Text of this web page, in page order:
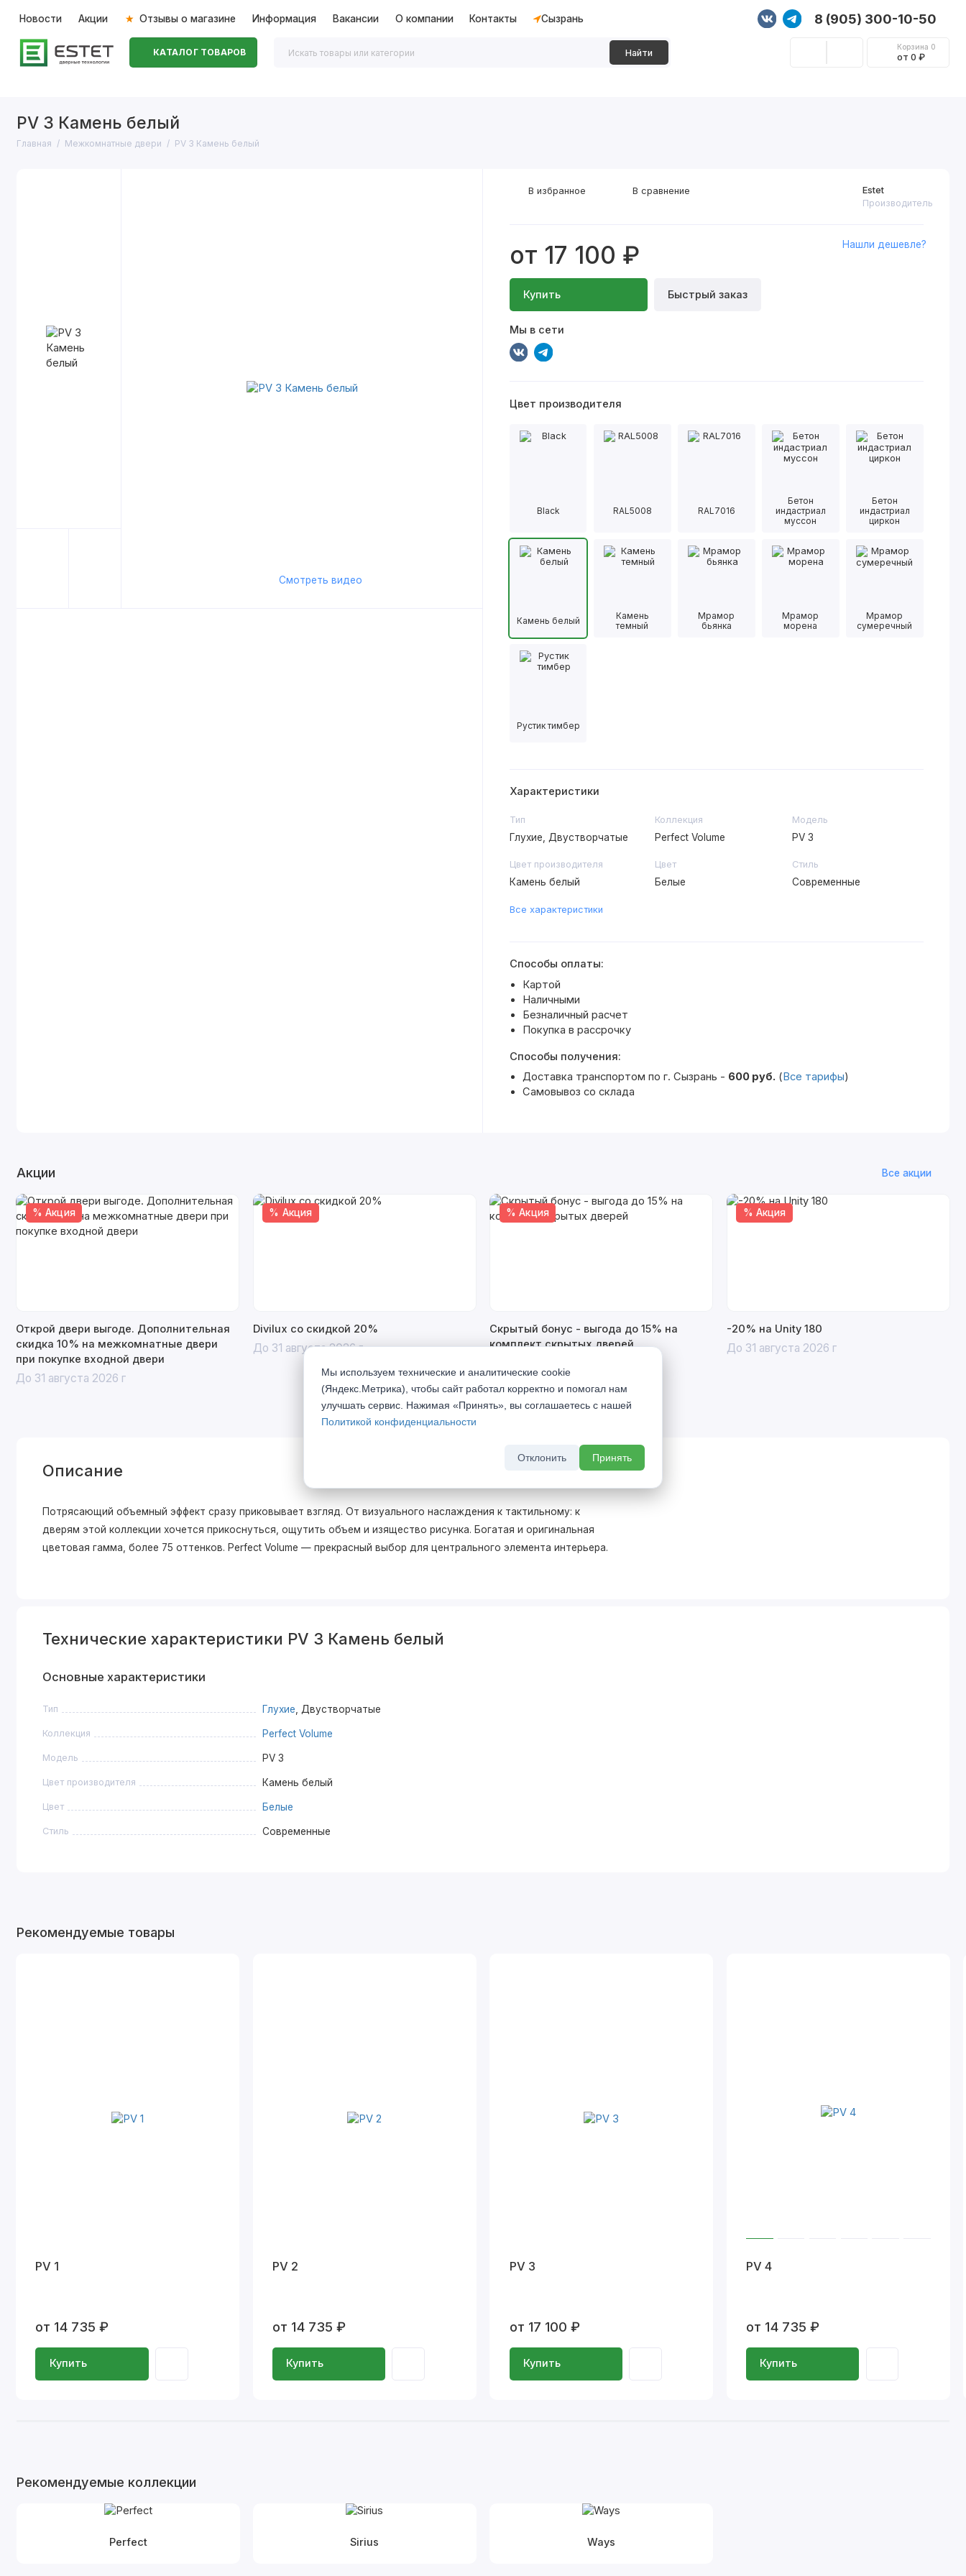
Новости Акции Отзывы о магазине Информация Вакансии О компании Контакты Сызрань 8 (905) 300-10-50
КАТАЛОГ ТОВАРОВ Найти
Корзина 0
от 0 ₽
PV 3 Камень белый
Главная Межкомнатные двери PV 3 Камень белый
Смотреть видео
Estet
Производитель
от 17 100 ₽
Купить Быстрый заказ
Нашли дешевле?
Мы в сети
В избранное В сравнение
Цвет производителя
Black RAL5008 RAL7016
Бетон
индастриал
муссон
Бетон
индастриал
циркон
Камень белый
Камень
темный
Мрамор
бьянка
Мрамор
морена
Мрамор
сумеречный
Рустик тимбер
Характеристики
Тип
Глухие, Двустворчатые
Коллекция
Perfect Volume
Модель
PV 3
Цвет производителя
Камень белый
Цвет
Белые
Стиль
Современные
Все характеристики
Способы оплаты:
Картой
Наличными
Безналичный расчет
Покупка в рассрочку
Способы получения:
Доставка транспортом по г. Сызрань - 600 руб. (Все тарифы)
Самовывоз со склада
Акции Все акции
% Акция
Открой двери выгоде. Дополнительная
скидка 10% на межкомнатные двери
при покупке входной двери
До 31 августа 2026 г
% Акция
Divilux со скидкой 20%
До 31 августа 2026 г
% Акция
Скрытый бонус - выгода до 15% на
комплект скрытых дверей
% Акция
-20% на Unity 180
До 31 августа 2026 г
Описание
Потрясающий объемный эффект сразу приковывает взгляд. От визуального наслаждения к тактильному: к
дверям этой коллекции хочется прикоснуться, ощутить объем и изящество рисунка. Богатая и оригинальная
цветовая гамма, более 75 оттенков. Perfect Volume — прекрасный выбор для центрального элемента интерьера.
Технические характеристики PV 3 Камень белый
Основные характеристики
Тип Глухие, Двустворчатые
Коллекция Perfect Volume
Модель PV 3
Цвет производителя Камень белый
Цвет Белые
Стиль Современные
Рекомендуемые товары
PV 1
от 14 735 ₽
Купить
PV 2
от 14 735 ₽
Купить
PV 3
от 17 100 ₽
Купить
PV 4
от 14 735 ₽
Купить
Рекомендуемые коллекции
Perfect Sirius Ways
Мы используем технические и аналитические cookie
(Яндекс.Метрика), чтобы сайт работал корректно и помогал нам
улучшать сервис. Нажимая «Принять», вы соглашаетесь с нашей
Политикой конфиденциальности
Отклонить Принять